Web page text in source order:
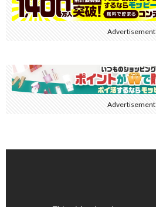
Advertisement
Advertisement